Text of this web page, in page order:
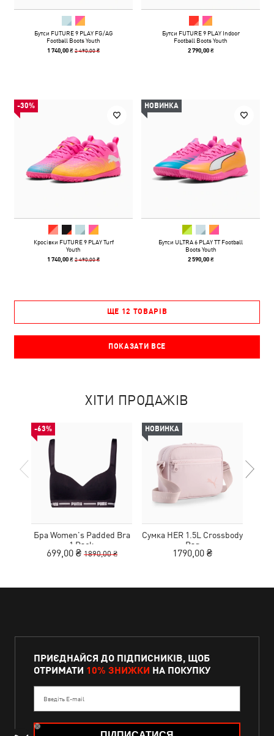
Бутси FUTURE 9 PLAY FG/AG
Football Boots Youth
1 740,00 ₴2 490,00 ₴
Бутси FUTURE 9 PLAY Indoor
Football Boots Youth
2 790,00 ₴
-30%
Кросівки FUTURE 9 PLAY Turf
Youth
1 740,00 ₴2 490,00 ₴
НОВИНКА
Бутси ULTRA 6 PLAY TT Football
Boots Youth
2 590,00 ₴
ЩЕ 12 ТОВАРІВ
ПОКАЗАТИ ВСЕ
ХІТИ ПРОДАЖІВ
-63%
Бра Women's Padded Bra
1 Pack
699,00 ₴ 1890,00 ₴
НОВИНКА
Сумка HER 1.5L Crossbody
Bag
1790,00 ₴
ПРИЄДНАЙСЯ ДО ПІДПИСНИКІВ, ЩОБ
ОТРИМАТИ 10% ЗНИЖКИ НА ПОКУПКУ
Введіть E-mail